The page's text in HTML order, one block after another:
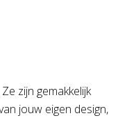
zijn gemakkelijk
jouw eigen design,